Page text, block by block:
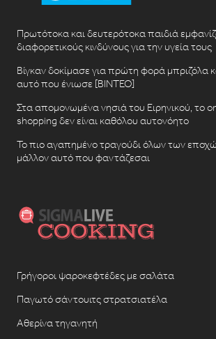
Πρωτότοκα και δευτερότοκα παιδιά
διαφορετικούς κινδύνους για την υγεία τους
Βίγκαν δοκίμασε για πρώτη φορά μπριζόλα
αυτό που ένιωσε [ΒΙΝΤΕΟ]
Στα απομονωμένα νησιά του Ειρηνικού, το
shopping δεν είναι καθόλου αυτονόητο
Το πιο αγαπημένο τραγούδι όλων των
μάλλον αυτό που φαντάζεσαι
Γρήγοροι ψαροκεφτέδες με σαλάτα
Παγωτό σάντουιτς στρατσιατέλα
Αθερίνα τηγανητή